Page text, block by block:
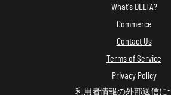
What's DELTA?
Commerce
Contact Us
Terms of Service
Privacy Policy
利用者情報の外部送信に